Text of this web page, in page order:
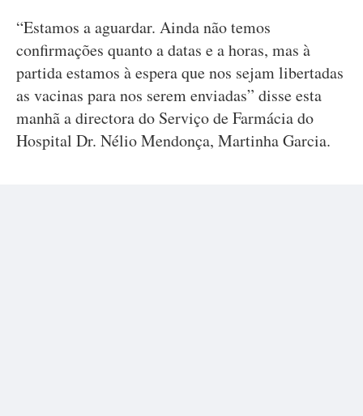
“Estamos a aguardar. Ainda não temos
confirmações quanto a datas e a horas, mas à
partida estamos à espera que nos sejam libertadas
as vacinas para nos serem enviadas” disse esta
manhã a directora do Serviço de Farmácia do
Hospital Dr. Nélio Mendonça, Martinha Garcia.